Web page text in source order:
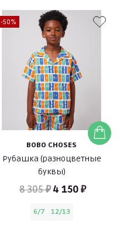
-50%
BOBO CHOSES
Рубашка (разноцветные
буквы)
8 305 ₽ 4 150 ₽
6/7 12/13